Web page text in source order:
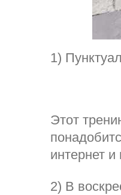
1)
Этот
интернет
2) В